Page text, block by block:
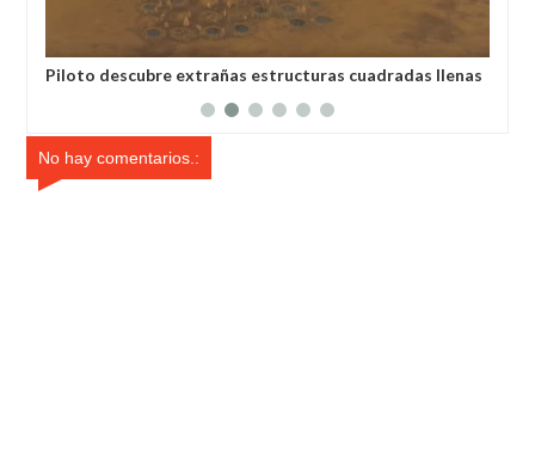
Piloto descubre extrañas estructuras cuadradas llenas
No hay comentarios.: